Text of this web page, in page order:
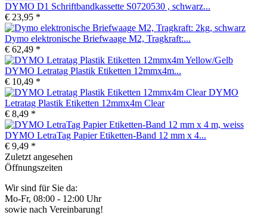
DYMO D1 Schriftbandkassette S0720530 , schwarz...
€ 23,95 *
Dymo elektronische Briefwaage M2, Tragkraft:...
€ 62,49 *
DYMO Letratag Plastik Etiketten 12mmx4m...
€ 10,49 *
DYMO
Letratag Plastik Etiketten 12mmx4m Clear
€ 8,49 *
DYMO LetraTag Papier Etiketten-Band 12 mm x 4...
€ 9,49 *
Zuletzt angesehen
Öffnungszeiten
Wir sind für Sie da:
Mo-Fr, 08:00 - 12:00 Uhr
sowie nach Vereinbarung!